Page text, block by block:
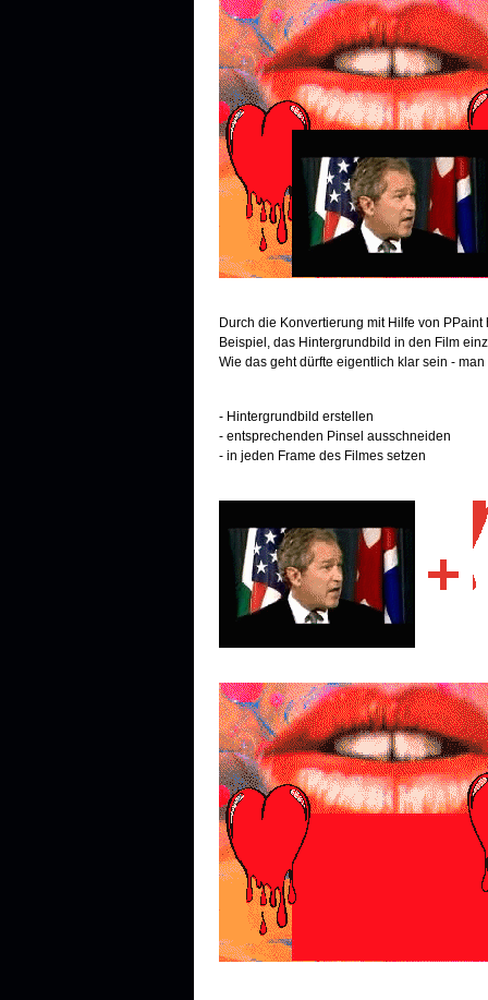
Durch die Konvertierung mit Hilfe von
Beispiel, das Hintergrundbild in den Film
Wie das geht dürfte eigentlich klar sein -
- Hintergrundbild erstellen
- entsprechenden Pinsel ausschneiden
- in jeden Frame des Filmes setzen